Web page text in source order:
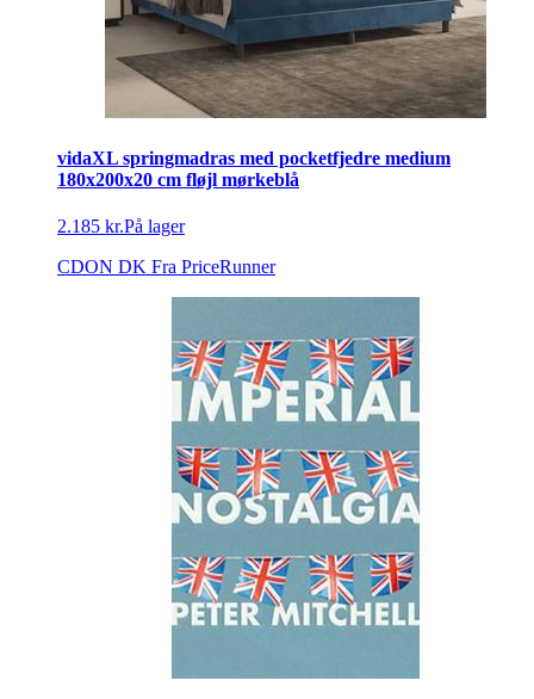
vidaXL springmadras med pocketfjedre medium
180x200x20 cm fløjl mørkeblå
2.185 kr.På lager
CDON DK Fra PriceRunner